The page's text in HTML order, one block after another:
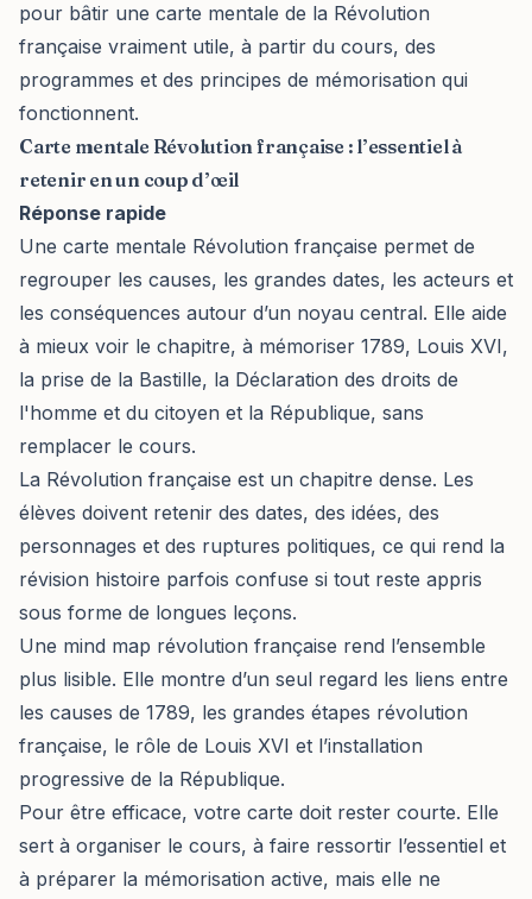
pour bâtir une carte mentale de la Révolution
française vraiment utile, à partir du cours, des
programmes et des principes de mémorisation qui
fonctionnent.
Carte mentale Révolution française : l’essentiel à
retenir en un coup d’œil
Réponse rapide
Une carte mentale Révolution française permet de
regrouper les causes, les grandes dates, les acteurs et
les conséquences autour d’un noyau central. Elle aide
à mieux voir le chapitre, à mémoriser 1789, Louis XVI,
la prise de la Bastille, la Déclaration des droits de
l'homme et du citoyen et la République, sans
remplacer le cours.
La Révolution française est un chapitre dense. Les
élèves doivent retenir des dates, des idées, des
personnages et des ruptures politiques, ce qui rend la
révision histoire parfois confuse si tout reste appris
sous forme de longues leçons.
Une mind map révolution française rend l’ensemble
plus lisible. Elle montre d’un seul regard les liens entre
les causes de 1789, les grandes étapes révolution
française, le rôle de Louis XVI et l’installation
progressive de la République.
Pour être efficace, votre carte doit rester courte. Elle
sert à organiser le cours, à faire ressortir l’essentiel et
à préparer la mémorisation active, mais elle ne